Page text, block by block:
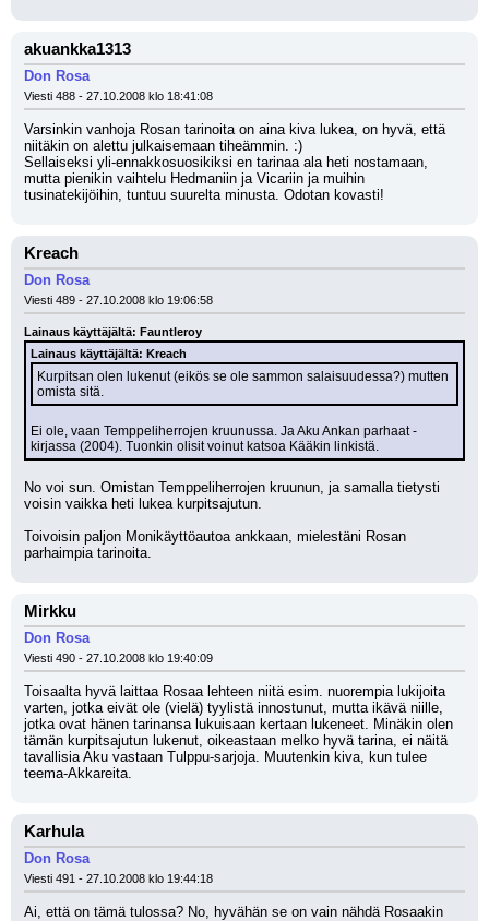
akuankka1313
Don Rosa
Viesti 488 - 27.10.2008 klo 18:41:08
Varsinkin vanhoja Rosan tarinoita on aina kiva lukea, on hyvä, että
niitäkin on alettu julkaisemaan tiheämmin. :)
Sellaiseksi yli-ennakkosuosikiksi en tarinaa ala heti nostamaan,
mutta pienikin vaihtelu Hedmaniin ja Vicariin ja muihin
tusinatekijöihin, tuntuu suurelta minusta. Odotan kovasti!
Kreach
Don Rosa
Viesti 489 - 27.10.2008 klo 19:06:58
Lainaus käyttäjältä: Fauntleroy
Lainaus käyttäjältä: Kreach
Kurpitsan olen lukenut (eikös se ole sammon salaisuudessa?) mutten
omista sitä.
Ei ole, vaan Temppeliherrojen kruunussa. Ja Aku Ankan parhaat -
kirjassa (2004). Tuonkin olisit voinut katsoa Kääkin linkistä.
No voi sun. Omistan Temppeliherrojen kruunun, ja samalla tietysti
voisin vaikka heti lukea kurpitsajutun.
Toivoisin paljon Monikäyttöautoa ankkaan, mielestäni Rosan
parhaimpia tarinoita.
Mirkku
Don Rosa
Viesti 490 - 27.10.2008 klo 19:40:09
Toisaalta hyvä laittaa Rosaa lehteen niitä esim. nuorempia lukijoita
varten, jotka eivät ole (vielä) tyylistä innostunut, mutta ikävä niille,
jotka ovat hänen tarinansa lukuisaan kertaan lukeneet. Minäkin olen
tämän kurpitsajutun lukenut, oikeastaan melko hyvä tarina, ei näitä
tavallisia Aku vastaan Tulppu-sarjoja. Muutenkin kiva, kun tulee
teema-Akkareita.
Karhula
Don Rosa
Viesti 491 - 27.10.2008 klo 19:44:18
Ai, että on tämä tulossa? No, hyvähän se on vain nähdä Rosaakin